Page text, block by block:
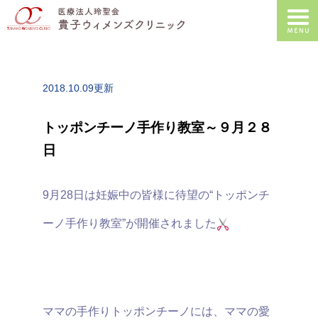
2018.10.09更新
トッポンチーノ手作り教室～９月２８
日
9月28日は妊娠中の皆様に待望の“トッポンチ
ーノ手作り教室”が開催されました
ママの手作りトッポンチーノには、ママの愛